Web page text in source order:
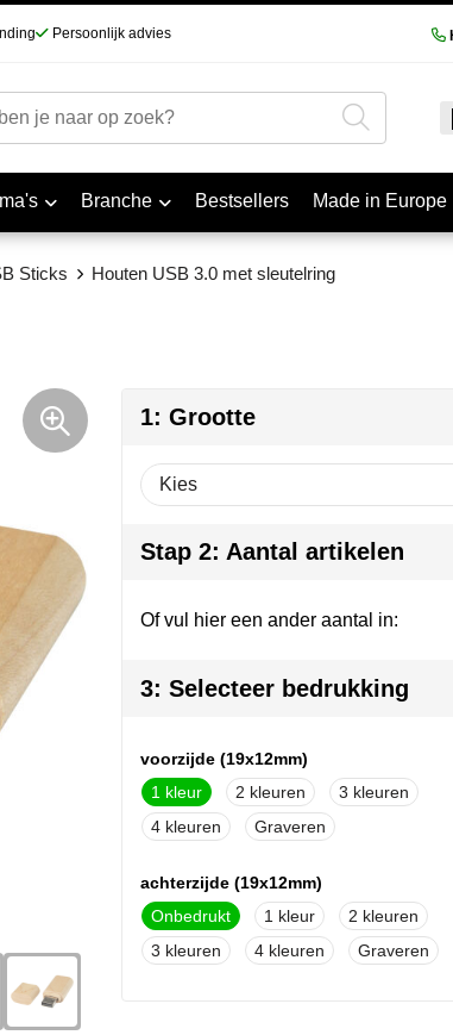
Persoonlijk advies
Branche Bestsellers Made in Europe
Sticks Houten USB 3.0 met sleutelring
1: Grootte
Stap 2: Aantal artikelen
Of vul hier een ander aantal in:
3: Selecteer bedrukking
voorzijde (19x12mm)
1
2
3
4
Graveren
achterzijde (19x12mm)
Onbedrukt
1
2
3
4 Graveren